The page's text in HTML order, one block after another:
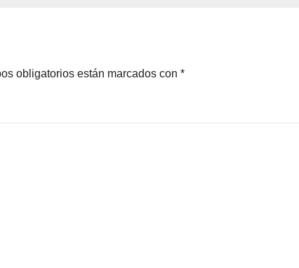
obligatorios están marcados con *